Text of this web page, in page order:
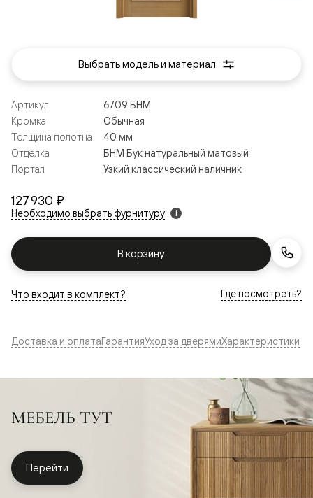
127 930 ₽
Необходимо выбрать фурнитуру i
В корзину
Артикул
6709 БНМ
Кромка
Обычная
Толщина полотна
40 мм
Отделка
БНМ Бук натуральный матовый
Портал
Узкий классический наличник
Что входит в комплект? Где посмотреть?
Выбрать модель и материал
Доставка и оплатаГарантияУход за дверямиХарактеристики
МЕБЕЛЬ ТУТ
Перейти